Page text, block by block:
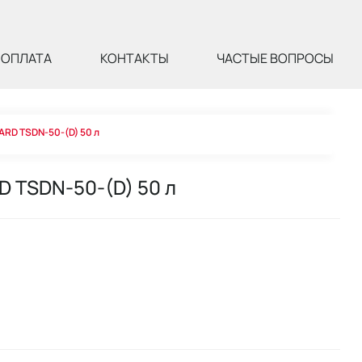
ОПЛАТА КОНТАКТЫ ЧАСТЫЕ ВОПРОСЫ
TSDN-50-(D) 50 л
TSDN-50-(D) 50 л